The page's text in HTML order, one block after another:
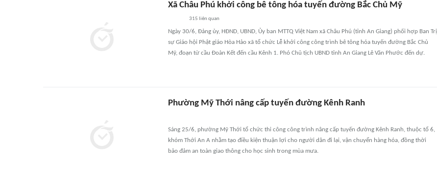
Xã Châu Phú khởi công bê tông hóa tuyến đường Bắc Chủ Mỹ
315 liên quan
Ngày 30/6, Đảng ủy, HĐND, UBND, Ủy ban MTTQ Việt Nam xã Châu Phú (tỉnh An Giang) phối hợp Ban Trị
sự Giáo hội Phật giáo Hòa Hảo xã tổ chức Lễ khởi công công trình bê tông hóa tuyến đường Bắc Chủ
Mỹ, đoạn từ cầu Đoàn Kết đến cầu Kênh 1. Phó Chủ tịch UBND tỉnh An Giang Lê Văn Phước đến dự.
Phường Mỹ Thới nâng cấp tuyến đường Kênh Ranh
Sáng 25/6, phường Mỹ Thới tổ chức thi công công trình nâng cấp tuyến đường Kênh Ranh, thuộc tổ 6,
khóm Thới An A nhằm tạo điều kiện thuận lợi cho người dân đi lại, vận chuyển hàng hóa, đồng thời
bảo đảm an toàn giao thông cho học sinh trong mùa mưa.